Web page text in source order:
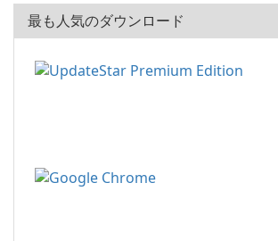
最も人気のダウンロード